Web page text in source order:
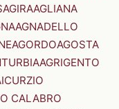
AGIRAAGLIANA
AGNADELLO
AGORDOAGOSTA
AGRIGENTO
CALABRO